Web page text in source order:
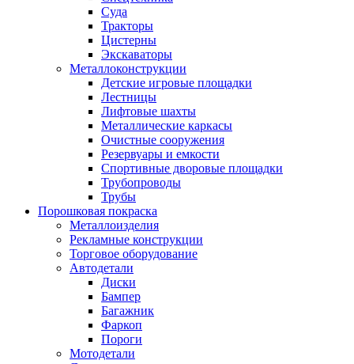
Суда
Тракторы
Цистерны
Экскаваторы
Металлоконструкции
Детские игровые площадки
Лестницы
Лифтовые шахты
Металлические каркасы
Очистные сооружения
Резервуары и емкости
Спортивные дворовые площадки
Трубопроводы
Трубы
Порошковая покраска
Металлоизделия
Рекламные конструкции
Торговое оборудование
Автодетали
Диски
Бампер
Багажник
Фаркоп
Пороги
Мотодетали